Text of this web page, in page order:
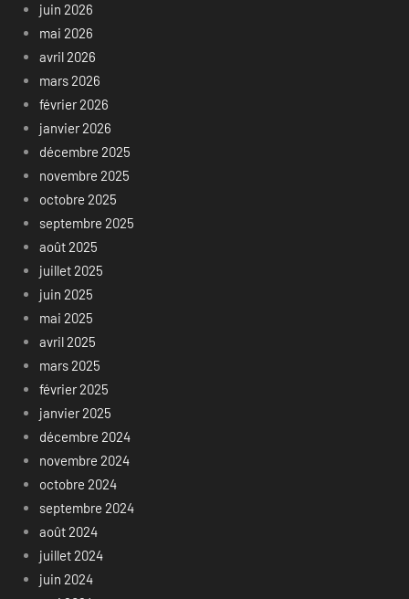
juin 2026
mai 2026
avril 2026
mars 2026
février 2026
janvier 2026
décembre 2025
novembre 2025
octobre 2025
septembre 2025
août 2025
juillet 2025
juin 2025
mai 2025
avril 2025
mars 2025
février 2025
janvier 2025
décembre 2024
novembre 2024
octobre 2024
septembre 2024
août 2024
juillet 2024
juin 2024